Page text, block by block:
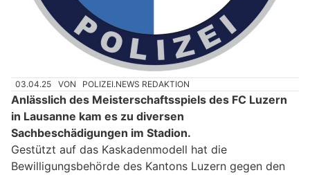
03.04.25 VON POLIZEI.NEWS REDAKTION
Anlässlich des Meisterschaftsspiels des FC Luzern
in Lausanne kam es zu diversen
Sachbeschädigungen im Stadion.
Gestützt auf das Kaskadenmodell hat die
Bewilligungsbehörde des Kantons Luzern gegen den